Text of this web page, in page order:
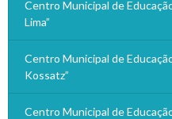
Centro Municipal de
Lima”
Centro Municipal de
Kossatz”
Centro Municipal de